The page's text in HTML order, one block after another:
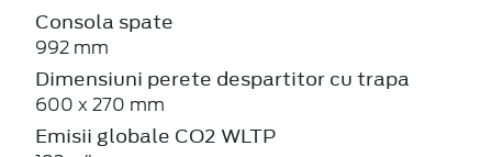
Consola spate
992 mm
Dimensiuni perete despartitor cu trapa
600 x 270 mm
Emisii globale CO2 WLTP